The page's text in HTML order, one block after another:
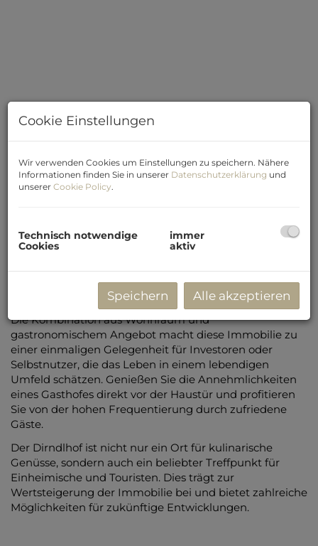
Dirndlhof Gashof
Beschreibung
nicht nur durch ihre Lage besticht, sondern auch durch
das besondere Flair des
Dirndlhofes
zieht viele Gäste an und bietet eine hervorragende
Möglichkeit, die lokale Gastronomie zu erleben.
Die Kombination aus Wohnraum und
gastronomischem Angebot macht diese Immobilie zu
einer einmaligen Gelegenheit für Investoren oder
Selbstnutzer, die das Leben in einem lebendigen
Umfeld schätzen. Genießen Sie die Annehmlichkeiten
eines Gasthofes direkt vor der Haustür und profitieren
Sie von der hohen Frequentierung durch zufriedene
Gäste.
Der Dirndlhof ist nicht nur ein Ort für kulinarische
Genüsse, sondern auch ein beliebter Treffpunkt für
Einheimische und Touristen. Dies trägt zur
Wertsteigerung der Immobilie bei und bietet zahlreiche
Möglichkeiten für zukünftige Entwicklungen.
Cookie Einstellungen
Wir verwenden Cookies um Einstellungen zu speichern. Nähere
Informationen finden Sie in unserer Datenschutzerklärung und
unserer Cookie Policy.
Technisch notwendige
Cookies
immer
aktiv
Speichern Alle akzeptieren